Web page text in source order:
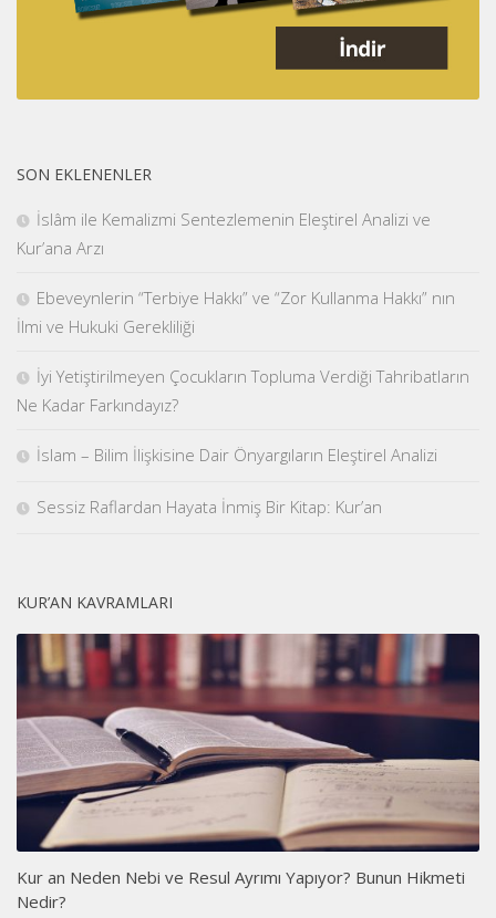
SON EKLENENLER
İslâm ile Kemalizmi Sentezlemenin Eleştirel Analizi ve
Kur’ana Arzı
Ebeveynlerin “Terbiye Hakkı” ve “Zor Kullanma Hakkı” nın
İlmi ve Hukuki Gerekliliği
İyi Yetiştirilmeyen Çocukların Topluma Verdiği Tahribatların
Ne Kadar Farkındayız?
İslam – Bilim İlişkisine Dair Önyargıların Eleştirel Analizi
Sessiz Raflardan Hayata İnmiş Bir Kitap: Kur’an
KUR’AN KAVRAMLARI
Kur an Neden Nebi ve Resul Ayrımı Yapıyor? Bunun Hikmeti
Nedir?